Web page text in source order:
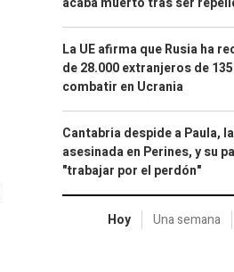
La UE afirma que Rusia ha
de 28.000 extranjeros de
combatir en Ucrania
Cantabria despide a Paula,
asesinada en Perines, y su
"trabajar por el perdón"
Hoy Una semana